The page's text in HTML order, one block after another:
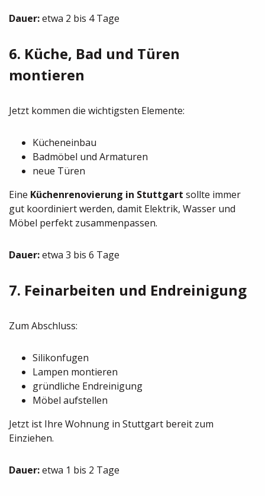
Dauer:etwa 2 bis 4 Tage
6. Küche, Bad und Türen
montieren
Jetzt kommen die wichtigsten Elemente:
Kücheneinbau
Badmöbel und Armaturen
neue Türen
Eine Küchenrenovierung in Stuttgart sollte immer
gut koordiniert werden, damit Elektrik, Wasser und
Möbel perfekt zusammenpassen.
Dauer:etwa 3 bis 6 Tage
7. Feinarbeiten und Endreinigung
Zum Abschluss:
Silikonfugen
Lampen montieren
gründliche Endreinigung
Möbel aufstellen
Jetzt ist Ihre Wohnung in Stuttgart bereit zum
Einziehen.
Dauer:etwa 1 bis 2 Tage